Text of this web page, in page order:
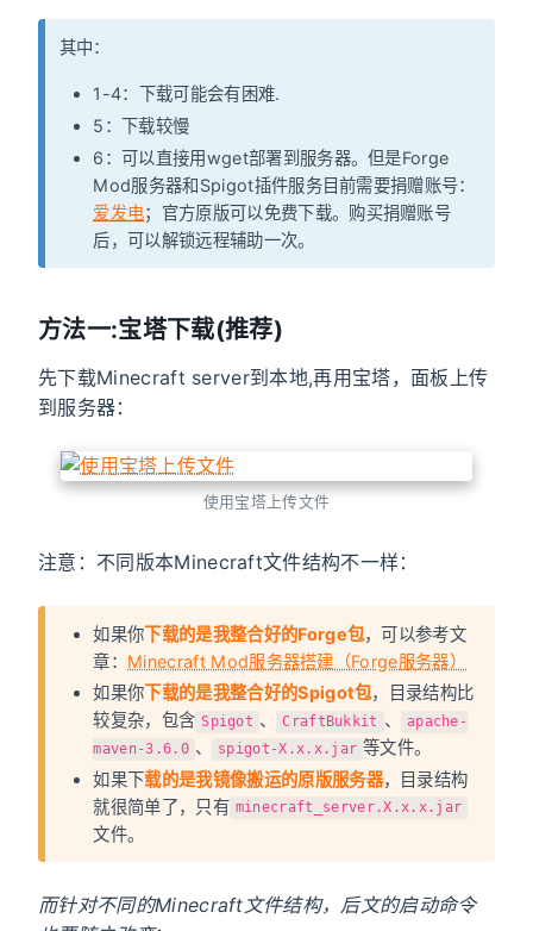
其中：
1-4：下载可能会有困难.
5：下载较慢
6：可以直接用wget部署到服务器。但是Forge
Mod服务器和Spigot插件服务目前需要捐赠账号：
爱发电；官方原版可以免费下载。购买捐赠账号
后，可以解锁远程辅助一次。
方法一:宝塔下载(推荐)
先下载Minecraft server到本地,再用宝塔，面板上传
到服务器：
使用宝塔上传文件
注意：不同版本Minecraft文件结构不一样：
如果你下载的是我整合好的Forge包，可以参考文
章： Minecraft Mod服务器搭建（Forge服务器）
如果你下载的是我整合好的Spigot包，目录结构比
较复杂，包含 Spigot 、 CraftBukkit 、
apache-
maven-3.6.0 、 spigot-X.x.x.jar 等文件。
如果下载的是我镜像搬运的原版服务器，目录结构
就很简单了，只有 minecraft_server.X.x.x.jar
文件。
而针对不同的Minecraft文件结构，后文的启动命令